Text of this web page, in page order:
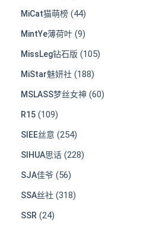
MiCat猫萌榜 (44)
MintYe薄荷叶 (9)
MissLeg钻石版 (105)
MiStar魅妍社 (188)
MSLASS梦丝女神 (60)
R15 (109)
SIEE丝意 (254)
SIHUA思话 (228)
SJA佳爷 (56)
SSA丝社 (318)
SSR (24)